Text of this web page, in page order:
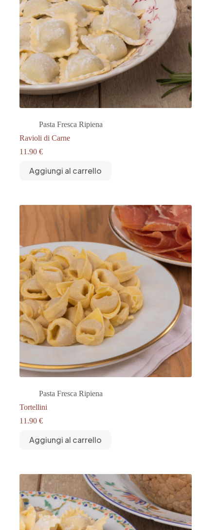
Pasta Fresca Ripiena
Ravioli di Carne
11.90 €
Aggiungi al carrello
Pasta Fresca Ripiena
Tortellini
11.90 €
Aggiungi al carrello